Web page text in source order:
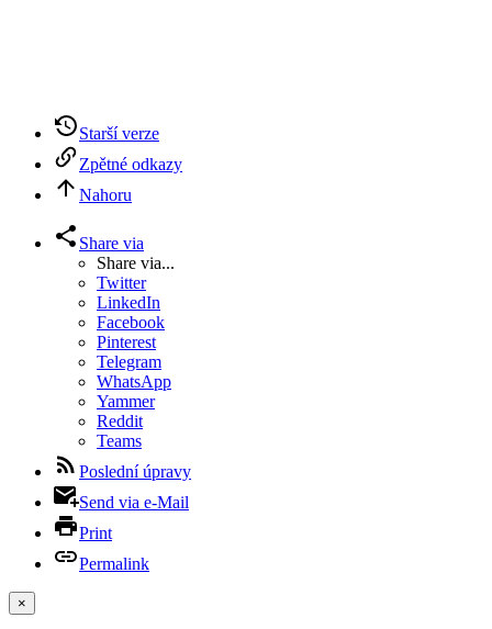
Starší verze
Zpětné odkazy
Nahoru
Share via
Share via...
Twitter
LinkedIn
Facebook
Pinterest
Telegram
WhatsApp
Yammer
Reddit
Teams
Poslední úpravy
Send via e-Mail
Print
Permalink
×